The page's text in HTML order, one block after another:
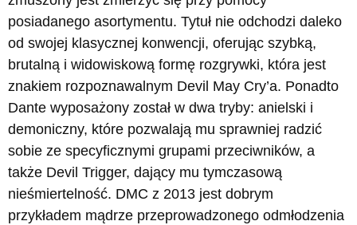
posiadanego asortymentu. Tytuł nie odchodzi daleko
od swojej klasycznej konwencji, oferując szybką,
brutalną i widowiskową formę rozgrywki, która jest
znakiem rozpoznawalnym Devil May Cry’a. Ponadto
Dante wyposażony został w dwa tryby: anielski i
demoniczny, które pozwalają mu sprawniej radzić
sobie ze specyficznymi grupami przeciwników, a
także Devil Trigger, dający mu tymczasową
nieśmiertelność. DMC z 2013 jest dobrym
przykładem mądrze przeprowadzonego odmłodzenia